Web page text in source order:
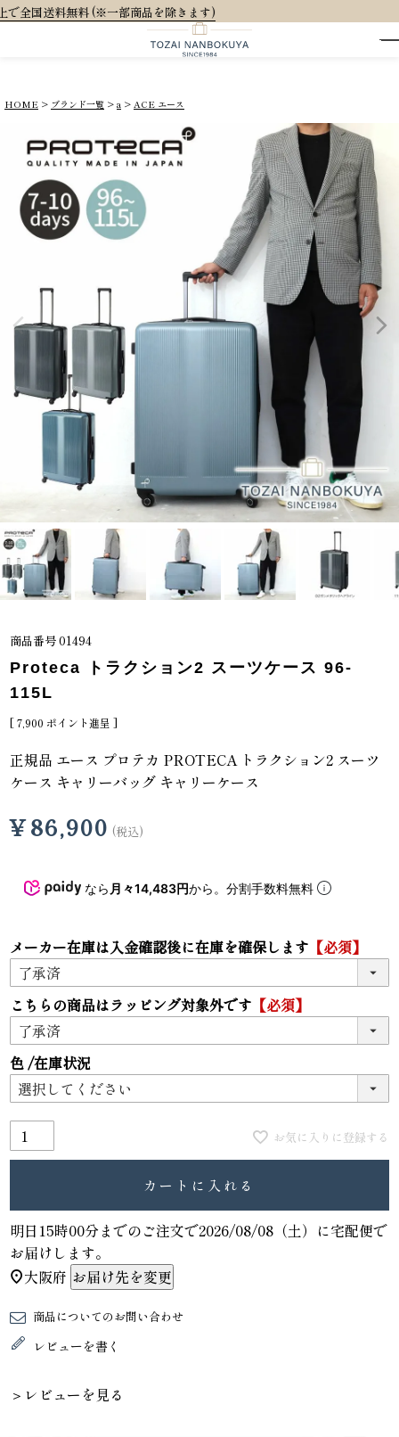
HOME ブランド一覧 a ACE エース
商品番号01494
Proteca トラクション2 スーツケース 96-
115L
[7,900 ポイント進呈 ]
正規品 エース プロテカ PROTECA トラクション2 スーツ
ケース キャリーバッグ キャリーケース
¥86,900 税込
なら 月々14,483円から。分割手数料無料
メーカー在庫は入金確認後に在庫を確保します 【必須】
こちらの商品はラッピング対象外です 【必須】
色 在庫状況
お気に入りに登録する
カートに入れる
明日 15時00分までのご注文で2026/08/08（土） に宅配便で
お届けします。
大阪府 お届け先を変更
商品についてのお問い合わせ
レビューを書く
＞レビューを見る